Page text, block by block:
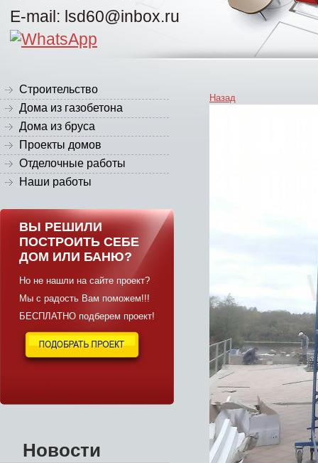
E-mail: lsd60@inbox.ru
Строительство
Дома из газобетона
Дома из бруса
Проекты домов
Отделочные работы
Наши работы
ВЫ РЕШИЛИ
ПОСТРОИТЬ СЕБЕ
ДОМ ИЛИ БАНЮ?
Но не нашли на сайте проект?
Мы с радость Вам поможем!!!
БЕСПЛАТНО подберем проект!
Новости
Назад